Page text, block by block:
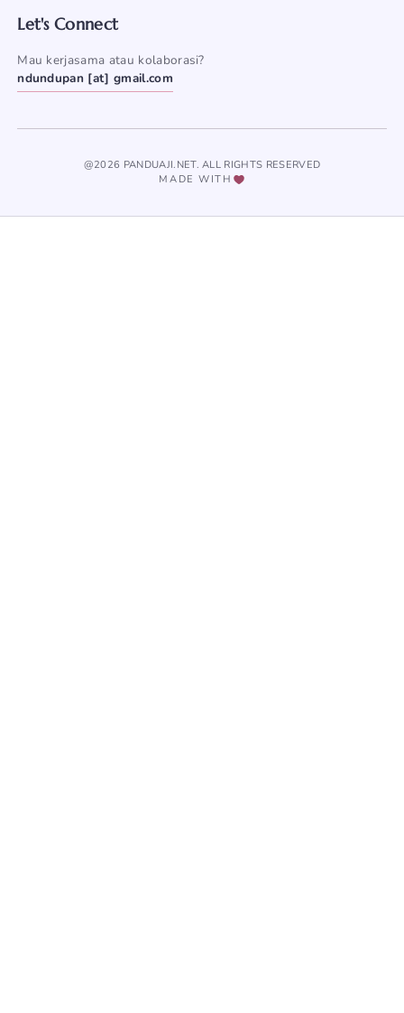
Let's Connect
Mau kerjasama atau kolaborasi?
ndundupan [at] gmail.com
@2026 PANDUAJI.NET. ALL RIGHTS RESERVED
MADE WITH